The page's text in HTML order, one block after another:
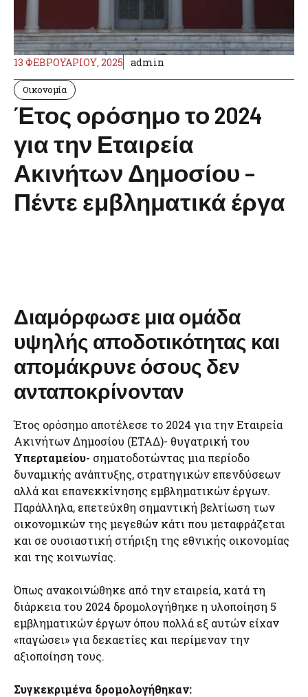
13 ΦΕΒΡΟΥΑΡΊΟΥ, 2025 admin
Οικονομία
Έτος ορόσημο το 2024
για την Εταιρεία
Ακινήτων Δημοσίου –
Πέντε εμβληματικά έργα
Διαμόρφωσε μια ομάδα
υψηλής αποδοτικότητας και
απομάκρυνε όσους δεν
ανταποκρίνονταν
Έτος ορόσημο αποτέλεσε το 2024 για την Εταιρεία
Ακινήτων Δημοσίου (ΕΤΑΔ)- θυγατρική του
Υπερταμείου- σηματοδοτώντας μια περίοδο
δυναμικής ανάπτυξης, στρατηγικών επενδύσεων
αλλά και επανεκκίνησης εμβληματικών έργων.
Παράλληλα, επετεύχθη σημαντική βελτίωση των
οικονομικών της μεγεθών κάτι που μεταφράζεται
και σε ουσιαστική στήριξη της εθνικής οικονομίας
και της κοινωνίας.
Όπως ανακοινώθηκε από την εταιρεία, κατά τη
διάρκεια του 2024 δρομολογήθηκε η υλοποίηση 5
εμβληματικών έργων όπου πολλά εξ αυτών είχαν
«παγώσει» για δεκαετίες και περίμεναν την
αξιοποίηση τους.
Συγκεκριμένα δρομολογήθηκαν: